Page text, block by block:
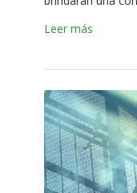
Leer más